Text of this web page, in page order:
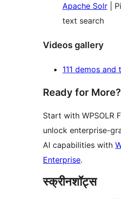
Apache Solr |
text search
Videos gallery
111 demos and
Ready for More?
Start with WPSOLR
unlock enterprise-
AI capabilities with
Enterprise.
स्क्रीनशॉट्स